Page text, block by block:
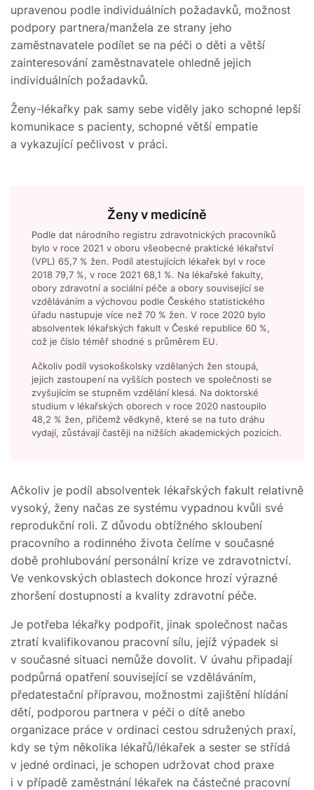
upravenou podle individuálních požadavků, možnost
podpory partnera/manžela ze strany jeho
zaměstnavatele podílet se na péči o děti a větší
zainteresování zaměstnavatele ohledně jejich
individuálních požadavků.
Ženy-lékařky pak samy sebe viděly jako schopné lepší
komunikace s pacienty, schopné větší empatie
a vykazující pečlivost v práci.
Ženy v medicíně
Podle dat národního registru zdravotnických pracovníků
bylo v roce 2021 v oboru všeobecné praktické lékařství
(VPL) 65,7 % žen. Podíl atestujících lékařek byl v roce
2018 79,7 %, v roce 2021 68,1 %. Na lékařské fakulty,
obory zdravotní a sociální péče a obory související se
vzděláváním a výchovou podle Českého statistického
úřadu nastupuje více než 70 % žen. V roce 2020 bylo
absolventek lékařských fakult v České republice 60 %,
což je číslo téměř shodné s průměrem EU.
Ačkoliv podíl vysokoškolsky vzdělaných žen stoupá,
jejich zastoupení na vyšších postech ve společnosti se
zvyšujícím se stupněm vzdělání klesá. Na doktorské
studium v lékařských oborech v roce 2020 nastoupilo
48,2 % žen, přičemž vědkyně, které se na tuto dráhu
vydají, zůstávají častěji na nižších akademických pozicích.
Ačkoliv je podíl absolventek lékařských fakult relativně
vysoký, ženy načas ze systému vypadnou kvůli své
reprodukční roli. Z důvodu obtížného skloubení
pracovního a rodinného života čelíme v současné
době prohlubování personální krize ve zdravotnictví.
Ve venkovských oblastech dokonce hrozí výrazné
zhoršení dostupnosti a kvality zdravotní péče.
Je potřeba lékařky podpořit, jinak společnost načas
ztratí kvalifikovanou pracovní sílu, jejíž výpadek si
v současné situaci nemůže dovolit. V úvahu připadají
podpůrná opatření související se vzděláváním,
předatestační přípravou, možnostmi zajištění hlídání
dětí, podporou partnera v péči o dítě anebo
organizace práce v ordinaci cestou sdružených praxí,
kdy se tým několika lékařů/lékařek a sester se střídá
v jedné ordinaci, je schopen udržovat chod praxe
i v případě zaměstnání lékařek na částečné pracovní